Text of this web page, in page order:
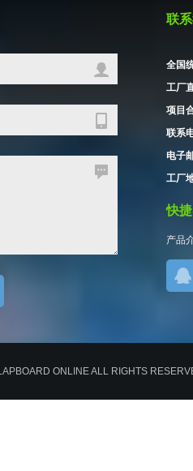
联
全国
工厂
项目
联系
电子
工厂
快
产品
ONLINE ALL RIGHTS